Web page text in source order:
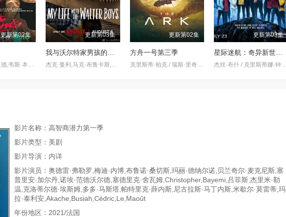
更新第02集 更新第03集 更新第02集
方舟一号第三季
克里斯蒂·柏克 / 瑞斯·里奇 / 理查德·弗利施曼 / 瑞安·亚当斯 / 帕夫莱·耶里尼奇 / 沙利妮·佩里斯 / 蒂安娜·乌普切娃 / 戴安娜·贝穆德斯 / 贾德兰·马尔科维奇 / 克里斯蒂娜·沃尔夫 / 塔玛拉·拉多瓦诺维奇
更新第03集
影片名称：高智商潜力第一季
影片类型：美剧
影片导演：内详
影片演员：奥德雷·弗勒罗,梅迪·内博,布鲁诺·桑切斯,玛丽·德纳尔诺,贝兰奇尔·麦克尼斯,塞
普里安·加尔丹,诺埃·范德沃尔德,塞德里克·舍瓦姆,Christopher,Bayemi,吕菲斯,杰里米·勒
温,克洛蒂尔德·埃斯姆,多多·马斯塔,帕特里克·薛内斯,尼古拉斯·马丁内斯,米歇尔·莫雷蒂,玛
拉·泰利安,Akache,Busiah,Cédric,Le,Maoût
年份地区：2021/法国